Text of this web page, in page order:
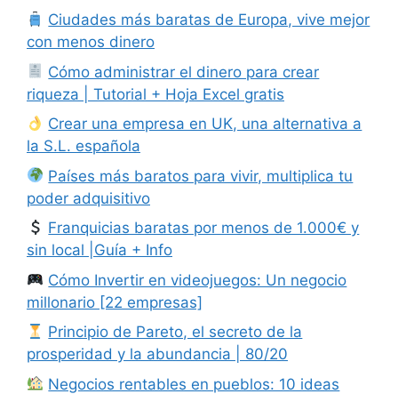
Ciudades más baratas de Europa, vive mejor
con menos dinero
Cómo administrar el dinero para crear
riqueza | Tutorial + Hoja Excel gratis
Crear una empresa en UK, una alternativa a
la S.L. española
Países más baratos para vivir, multiplica tu
poder adquisitivo
Franquicias baratas por menos de 1.000€ y
sin local |Guía + Info
Cómo Invertir en videojuegos: Un negocio
millonario [22 empresas]
Principio de Pareto, el secreto de la
prosperidad y la abundancia | 80/20
Negocios rentables en pueblos: 10 ideas